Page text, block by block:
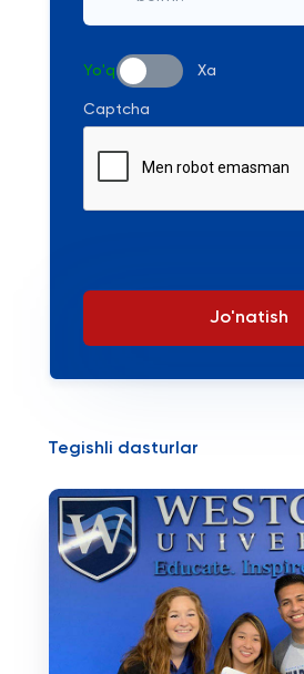
Yo'q Xa
Captcha
Jo'natish
Tegishli dasturlar